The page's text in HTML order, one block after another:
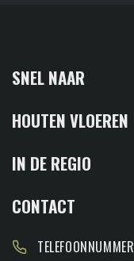
SNEL NAAR
HOUTEN VLOEREN
IN DE REGIO
CONTACT
TELEFOONNUMMER